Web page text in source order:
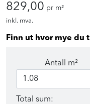
829,00 pr m²
inkl. mva.
Finn ut hvor mye du
Antall m²
Total sum: